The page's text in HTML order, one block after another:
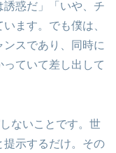
惑だ」「いや、チ
ます。でも僕は、
スであり、同時に
ていて差し出して
ないことです。世
提示するだけ。その